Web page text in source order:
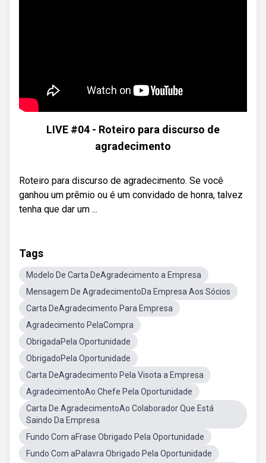
LIVE #04 - Roteiro para discurso de
agradecimento
Roteiro para discurso de agradecimento. Se você
ganhou um prêmio ou é um convidado de honra, talvez
tenha que dar um ...
Tags
Modelo De Carta DeAgradecimento a Empresa
Mensagem De AgradecimentoDa Empresa Aos Sócios
Carta DeAgradecimento Para Empresa
Agradecimento PelaCompra
ObrigadaPela Oportunidade
ObrigadoPela Oportunidade
Carta DeAgradecimento Pela Visota a Empresa
AgradecimentoAo Chefe Pela Oportunidade
Carta De AgradecimentoAo Colaborador Que Está
Saindo Da Empresa
Fundo Com aFrase Obrigado Pela Oportunidade
Fundo Com aPalavra Obrigado Pela Oportunidade